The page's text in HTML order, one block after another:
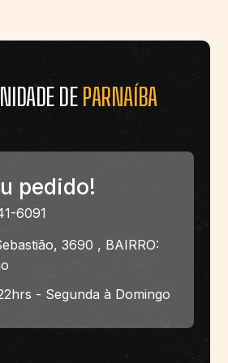
DEPARNAÍBA
pedido!
6091
3690 , BAIRRO:
- Segunda à Domingo